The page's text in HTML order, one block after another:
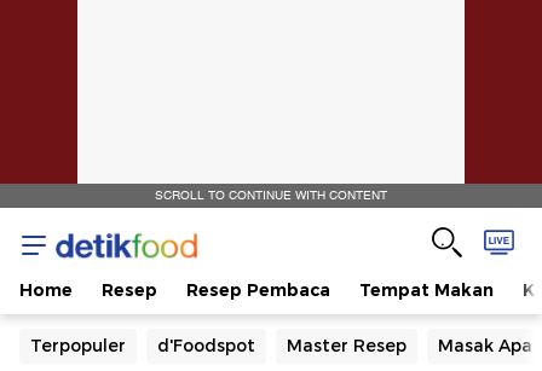
SCROLL TO CONTINUE WITH CONTENT
Home Resep Resep Pembaca Tempat Makan
Terpopuler d'Foodspot Master Resep Masak Apa